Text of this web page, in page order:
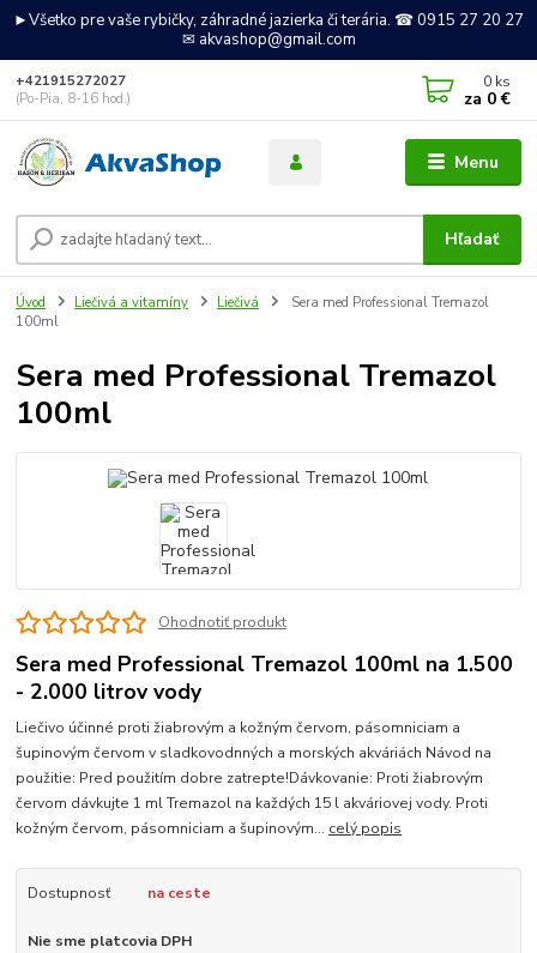
►Všetko pre vaše rybičky, záhradné jazierka či terária. ☎ 0915 27 20 27
✉ akvashop@gmail.com
Menu
Hľadať
+421915272027
(Po-Pia, 8-16 hod.)
0 ks
za 0 €
Úvod Liečivá a vitamíny Liečivá
Sera med Professional Tremazol
100ml
Sera med Professional Tremazol
100ml
Ohodnotiť produkt
Sera med Professional Tremazol 100ml na 1.500
- 2.000 litrov vody
Liečivo účinné proti žiabrovým a kožným červom, pásomniciam a
šupinovým červom v sladkovodnných a morských akváriách Návod na
použitie: Pred použitím dobre zatrepte!Dávkovanie: Proti žiabrovým
červom dávkujte 1 ml Tremazol na každých 15 l akváriovej vody. Proti
kožným červom, pásomniciam a šupinovým... celý popis
Dostupnosť na ceste
Nie sme platcovia DPH